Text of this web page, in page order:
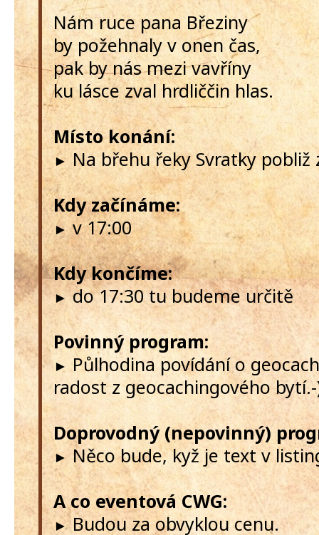
Nám ruce pana Březiny
by požehnaly v onen čas,
pak by nás mezi vavříny
ku lásce zval hrdliččin hlas.
Místo konání:
► Na břehu řeky Svratky pobliž
Kdy začínáme:
►v 17:00
Kdy končíme:
►do 17:30 tu budeme určitě
Povinný program:
► Půlhodina povídání o
radost z geocachingového
Doprovodný (nepovinný)
► Něco bude, kyž je text v
A co eventová CWG:
►Budou za obvyklou cenu.